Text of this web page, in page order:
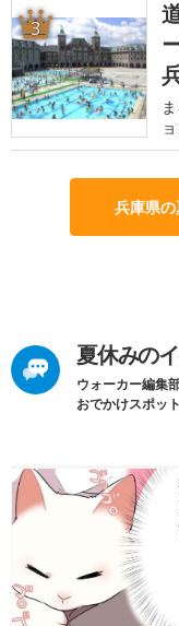
3
兵庫県
夏休みの
ウォーカー編集
おでかけスポット